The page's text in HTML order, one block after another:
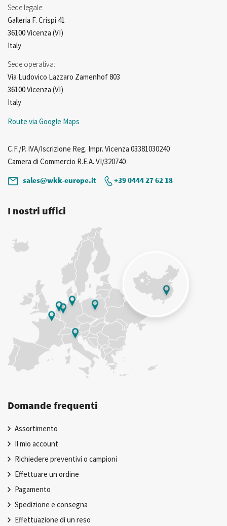
Sede legale:
Galleria F. Crispi 41
36100 Vicenza (VI)
Italy
Sede operativa:
Via Ludovico Lazzaro Zamenhof 803
36100 Vicenza (VI)
Italy
Route via Google Maps
C.F./P. IVA/Iscrizione Reg. Impr. Vicenza 03381030240
Camera di Commercio R.E.A. VI/320740
sales@wkk-europe.it
+39 0444 27 62 18
I nostri uffici
Domande frequenti
Assortimento
Il mio account
Richiedere preventivi o campioni
Effettuare un ordine
Pagamento
Spedizione e consegna
Effettuazione di un reso